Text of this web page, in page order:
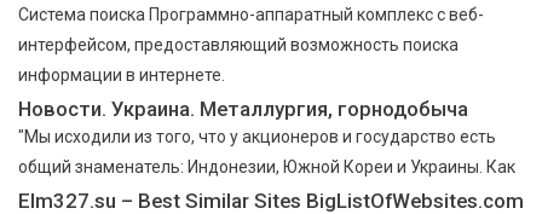
Cистема поиска Программно-аппаратный комплекс с веб-
интерфейсом, предоставляющий возможность поиска
информации в интернете.
Новости. Украина. Металлургия, горнодобыча
"Мы исходили из того, что у акционеров и государство есть
общий знаменатель: Индонезии, Южной Кореи и Украины. Как
Elm327.su – Best Similar Sites BigListOfWebsites.com